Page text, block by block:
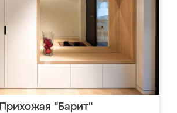
Прихожая "Барит"